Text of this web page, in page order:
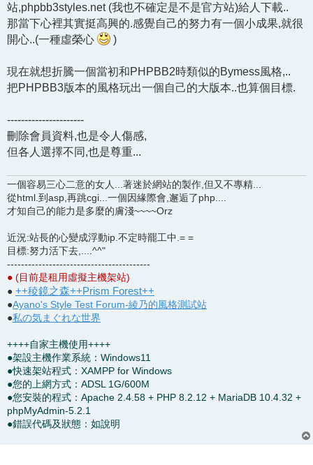
站,phpbb3styles.net (我也不確定是不是官方站)給人下載..
那當下心裡其實挺高興的.感覺自己的努力有一個小成果,就很
開心..(一種虛榮心
)
現在就想折騰一個當初和PHPBB2時類似的Bymess風格,..
把PHPBB3版本的風格玩出一個自己的大版本..也算個目標.
----------------------
刪除會員資料,也是令人傷感,
但各人選擇不同,也是尊重...
一個容易三心二意的女人...著迷於網站的製作,但又不專精...
從html.到asp,再跳cgi...一個因緣際會,邂逅了php....
才知自己的能力是多麼的膚淺~~~~Orz
近況:站長的心變成浮動ip.不定時罷工中.= =
目標:努力活下去,....^^"
-----------------------------------------
● (目前是租用虛擬主機架站)
● ++稜鏡之森++Prism Forest++
●Ayano's Style Test Forum-綾乃的風格測試站
●私の気まぐれな世界
++++自家主機使用++++
●架設主機作業系統：Windows11
●快速架站程式：XAMPP for Windows
●您的上網方式：ADSL 1G/600M
●您安裝的程式：Apache 2.4.58 + PHP 8.2.12 + MariaDB 10.4.32 +
phpMyAdmin-5.2.1
●錯誤代碼及狀態：如說明